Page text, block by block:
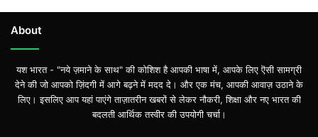
About
यश भारत - "नये ज़माने के साथ" की कोशिश है आपकी भाषा में, आपके लिए ऎसी सामग्री
देने की जो आपको ज़िंदगी में आगे बढ़ने में मदद दे। और एक मंच, आपकी आवाज़ उठाने के
लिए। इसलिए आप यहां पाएंगे ताज़ातरीन खबरों से लेकर नौकरी, शिक्षा और नए भारत की
बदलती आर्थिक तस्वीर की उपयोगी चर्चा।